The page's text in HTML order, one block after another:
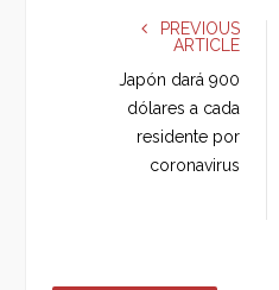
PREVIOUS
ARTICLE
Japón dará 900
dólares a cada
residente por
coronavirus